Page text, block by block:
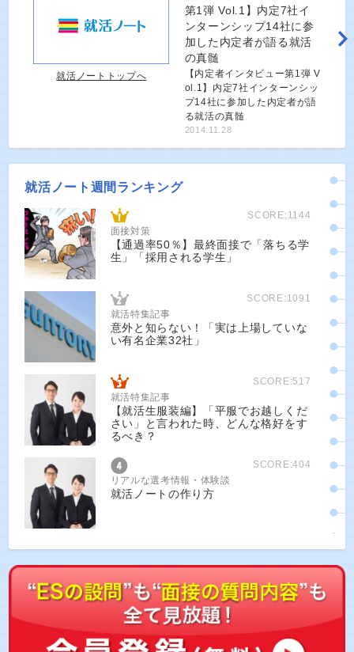
就活ノートトップへ
【内定者インタビュー第1弾 V
ol.1】内定7社インターンシッ
プ14社に参加した内定者が語
る就活の真髄
2014.11.28
就活ノート週間ランキング
SCORE:1144
面接対策
【通過率50％】最終面接で「落ちる学
生」「採用される学生」
SCORE:1091
就活特集記事
意外と知らない！「実は上場していな
い有名企業32社」
SCORE:517
就活特集記事
【就活生服装編】「平服でお越しくだ
さい」と言われた時、どんな格好をす
るべき？
SCORE:404
リアルな選考情報・体験談
就活ノートの作り方